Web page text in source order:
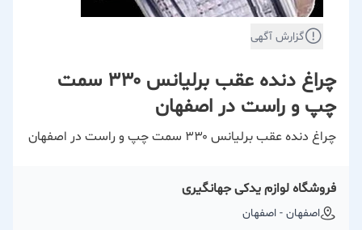
گزارش آگهی
چراغ دنده عقب برلیانس ۳۳۰ سمت
چپ و راست در اصفهان
چراغ دنده عقب برلیانس ۳۳۰ سمت چپ و راست در اصفهان
فروشگاه لوازم یدکی جهانگیری
اصفهان - اصفهان